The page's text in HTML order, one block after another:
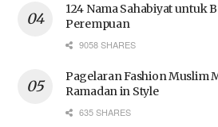
124 Nama Sahabiyat untuk
Perempuan
9058 SHARES
Pagelaran Fashion Muslim
Ramadan in Style
635 SHARES